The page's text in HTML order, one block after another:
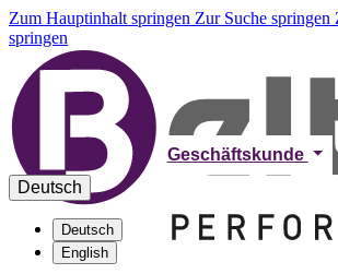
Zum Hauptinhalt springen Zur Suche springen
springen
Geschäftskunde
Deutsch
Deutsch
English